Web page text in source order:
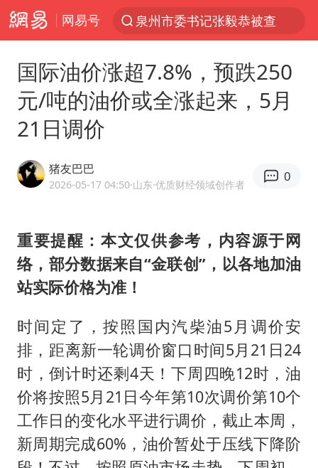
网易号
泉州市委书记张毅恭被查
台风白海豚已进入24小时警戒线
四川宜宾市高县4.9级地震致1人死亡
名创优品回应女子吐槽内裤质量差
上海：台风白海豚或将带来龙卷风
出口禁令驱动有色板块大涨
秋天的第一杯奶茶到底有多火
百花奖开幕式
国防部：坚决反制任何闹海挑衅图谋
东航：国内客票提前14天免费退改
美股存储板块集体大跌
胡彦斌获《歌手2026》歌王
国际油价涨超7.8%，预跌250
元/吨的油价或全涨起来，5月
21日调价
猪友巴巴
2026-05-17 04:50·山东·优质财经领域创作者
0
重要提醒：本文仅供参考，内容源于网
络，部分数据来自“金联创”，以各地加油
站实际价格为准！
时间定了，按照国内汽柴油5月调价安
排，距离新一轮调价窗口时间5月21日24
时，倒计时还剩4天！下周四晚12时，油
价将按照5月21日今年第10次调价第10个
工作日的变化水平进行调价，截止本周，
新周期完成60%，油价暂处于压线下降阶